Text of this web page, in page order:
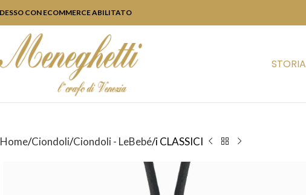
CON ECOMMERCE ABILITATO
STORIA
Home Ciondoli Ciondoli - LeBebé i CLASSICI